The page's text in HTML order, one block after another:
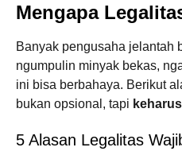
Mengapa
Banyak pengusaha jelantah
ngumpulin minyak bekas,
ini bisa berbahaya. Berikut
bukan opsional, tapi
5 Alasan Legalitas